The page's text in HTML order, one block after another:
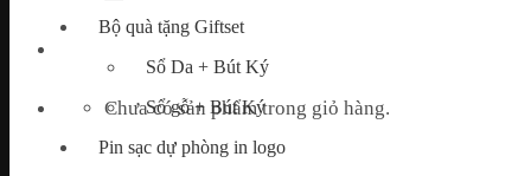
Chưa có sản phẩm trong giỏ hàng.
Bộ quà tặng Giftset
Sổ Da + Bút Ký
Sổ gỗ + Bút Ký
Pin sạc dự phòng in logo